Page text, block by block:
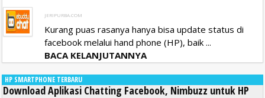
JERIPURBA.COM
Kurang puas rasanya hanya bisa update status di
facebook melalui hand phone (HP), baik ...
BACA KELANJUTANNYA
HP SMARTPHONE TERBARU
Download Aplikasi Chatting Facebook, Nimbuzz untuk HP